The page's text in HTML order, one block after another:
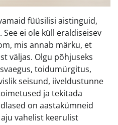
füüsilisi aistinguid,
ei ole küll eraldiseisev
mis annab märku, et
väljas. Olgu põhjuseks
toidumürgitus,
seisund, iiveldustunne
ja tekitada
on aastakümneid
vahelist keerulist